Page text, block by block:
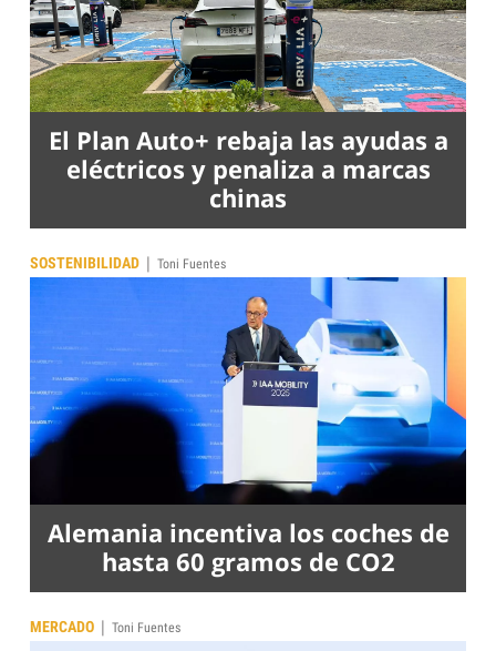
El Plan Auto+ rebaja las ayudas a
eléctricos y penaliza a marcas
chinas
SOSTENIBILIDAD | Toni Fuentes
Alemania incentiva los coches de
hasta 60 gramos de CO2
MERCADO | Toni Fuentes